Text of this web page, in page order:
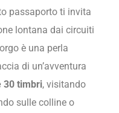
passaporto ti invita
lontana dai circuiti
è una perla
di un’avventura
30 timbri, visitando
sulle colline o